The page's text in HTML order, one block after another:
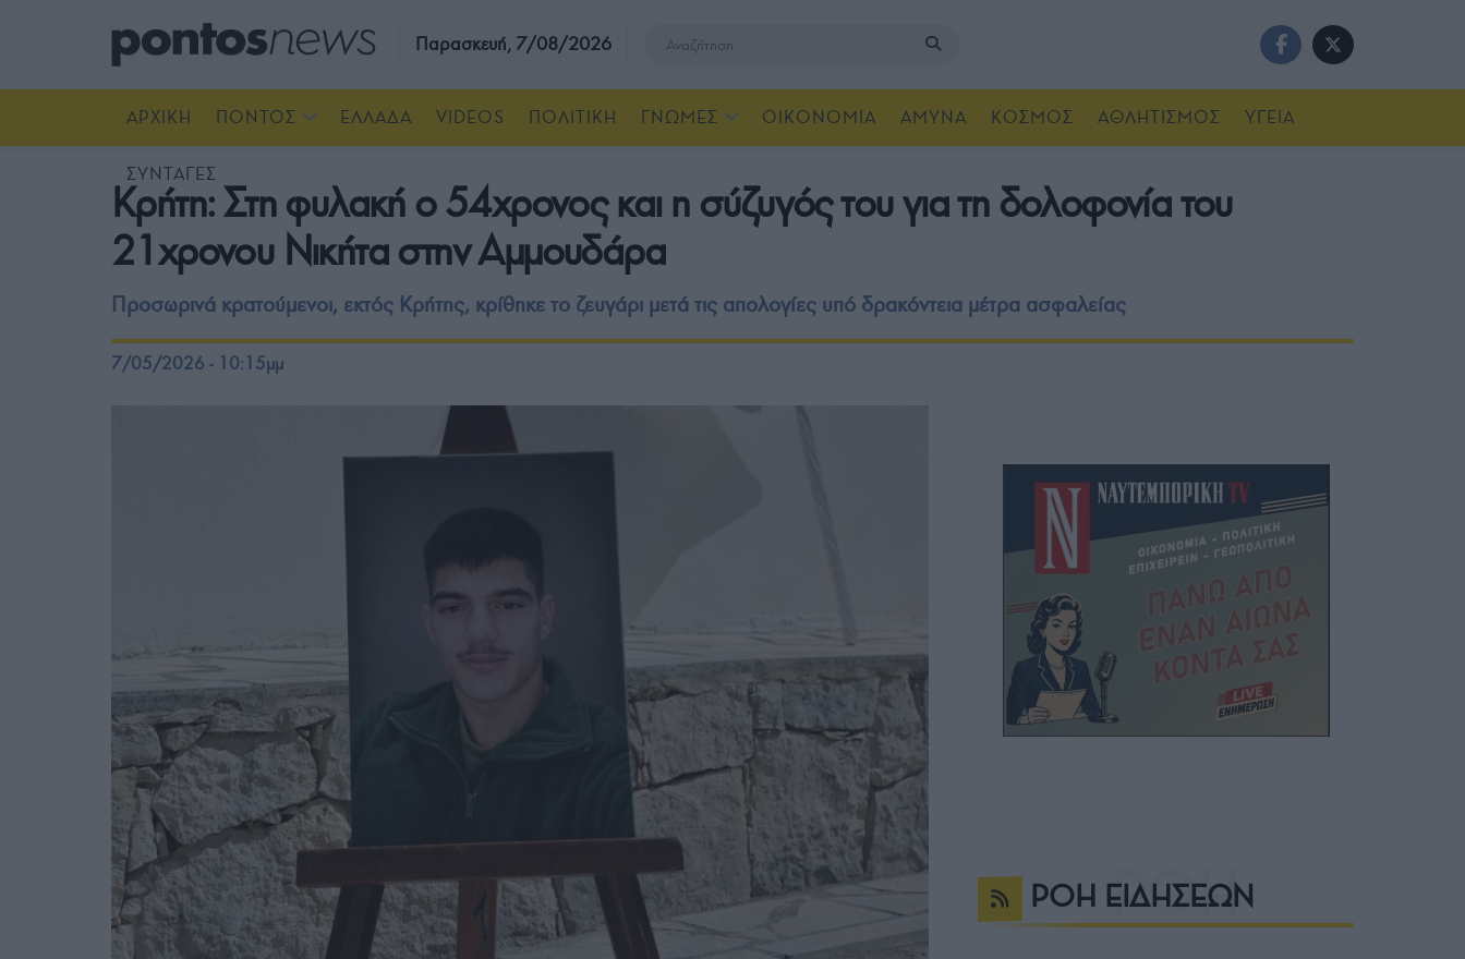
Παρασκευή, 7/08/2026
ΑΡΧΙΚΗ ΠΟΝΤΟΣ ΕΛΛΑΔΑ VIDEOS ΠΟΛΙΤΙΚΗ ΓΝΩΜΕΣ ΟΙΚΟΝΟΜΙΑ ΑΜΥΝΑ ΚΟΣΜΟΣ ΑΘΛΗΤΙΣΜΟΣ ΥΓΕΙΑ
ΣΥΝΤΑΓΕΣ
Κρήτη: Στη φυλακή ο 54χρονος και η σύζυγός του για τη δολοφονία του
21χρονου Νικήτα στην Αμμουδάρα
Προσωρινά κρατούμενοι, εκτός Κρήτης, κρίθηκε το ζευγάρι μετά τις απολογίες υπό δρακόντεια μέτρα ασφαλείας
7/05/2026 - 10:15μμ
ΡΟΗ ΕΙΔΗΣΕΩΝ